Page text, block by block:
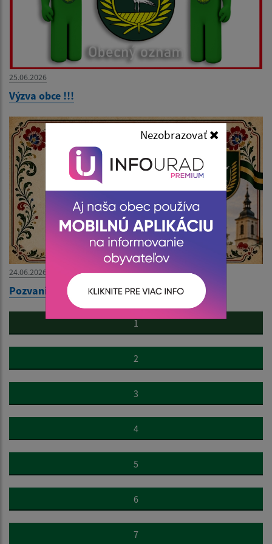
Nezobrazovať
25.06.2026
Výzva obce !!!
24.06.2026
Pozvanie na Folklórne slávnosti 2026
1
2
3
4
5
6
7